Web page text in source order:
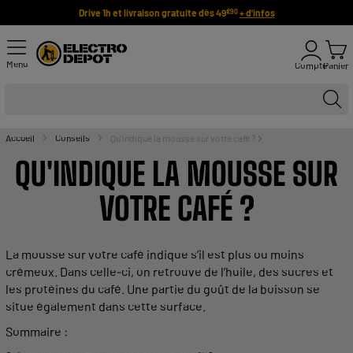
Drive 1h et livraison gratuite dès 49€90 + d'infos
Menu ComptePanier
Accueil Conseils Qu'indique la mousse sur votre café ?
QU'INDIQUE LA MOUSSE SUR
VOTRE CAFÉ ?
La mousse sur votre café indique s’il est plus ou moins
crémeux. Dans celle-ci, on retrouve de l’huile, des sucres et
les protéines du café. Une partie du goût de la boisson se
situe également dans cette surface.
Sommaire :